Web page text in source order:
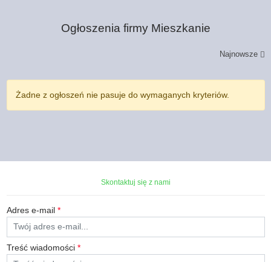
Ogłoszenia firmy Mieszkanie
Najnowsze
Żadne z ogłoszeń nie pasuje do wymaganych kryteriów.
Skontaktuj się z nami
Adres e-mail *
Treść wiadomości *